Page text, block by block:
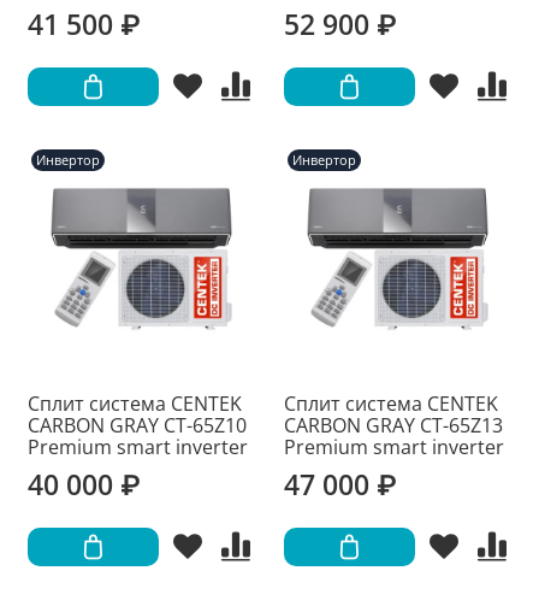
41 500 ₽ 52 900 ₽
Инвертор
Сплит система CENTEK
CARBON GRAY CT-65Z10
Premium smart inverter
40 000 ₽
Инвертор
Сплит система CENTEK
CARBON GRAY CT-65Z13
Premium smart inverter
47 000 ₽